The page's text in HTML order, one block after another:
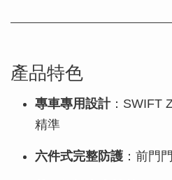
產品特色
專車專用設計：SWIFT
精準
六件式完整防護 ：前門